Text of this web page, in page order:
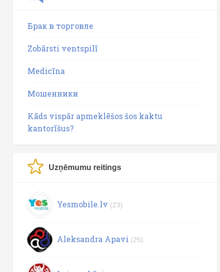
Брак в торговле
Zobārsti ventspilī
Medicīna
Мошенники
Kāds vispār apmeklēšos šos kaktu
kantorīšus?
Uzņēmumu reitings
Yesmobile.lv (23)
Aleksandra Apavi (25)